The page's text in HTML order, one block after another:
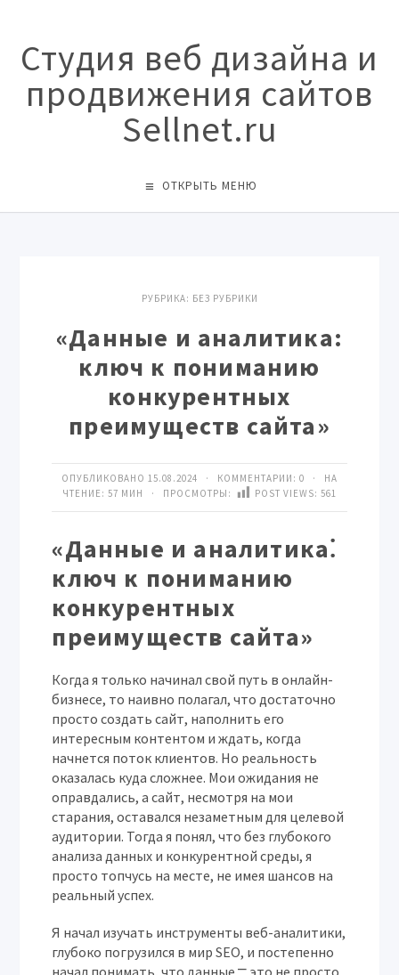
Студия веб дизайна и
продвижения сайтов
Sellnet.ru
ОТКРЫТЬ МЕНЮ
РУБРИКА: БЕЗ РУБРИКИ
«Данные и аналитика:
ключ к пониманию
конкурентных
преимуществ сайта»
ОПУБЛИКОВАНО 15.08.2024 · КОММЕНТАРИИ: 0 · НА
ЧТЕНИЕ: 57 МИН · ПРОСМОТРЫ:
POST VIEWS: 561
«Данные и аналитика⁚
ключ к пониманию
конкурентных
преимуществ сайта»
Когда я только начинал свой путь в онлайн-
бизнесе, то наивно полагал, что достаточно
просто создать сайт, наполнить его
интересным контентом и ждать, когда
начнется поток клиентов. Но реальность
оказалась куда сложнее. Мои ожидания не
оправдались, а сайт, несмотря на мои
старания, оставался незаметным для целевой
аудитории. Тогда я понял, что без глубокого
анализа данных и конкурентной среды, я
просто топчусь на месте, не имея шансов на
реальный успех.
Я начал изучать инструменты веб-аналитики,
глубоко погрузился в мир SEO, и постепенно
начал понимать, что данные ⎻ это не просто